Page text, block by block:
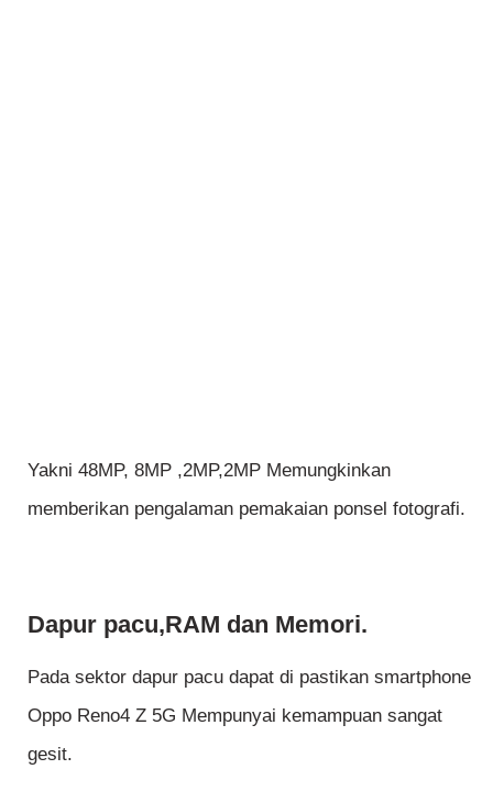
Yakni 48MP, 8MP ,2MP,2MP Memungkinkan
memberikan pengalaman pemakaian ponsel fotografi.
Dapur pacu,RAM dan Memori.
Pada sektor dapur pacu dapat di pastikan smartphone
Oppo Reno4 Z 5G Mempunyai kemampuan sangat
gesit.